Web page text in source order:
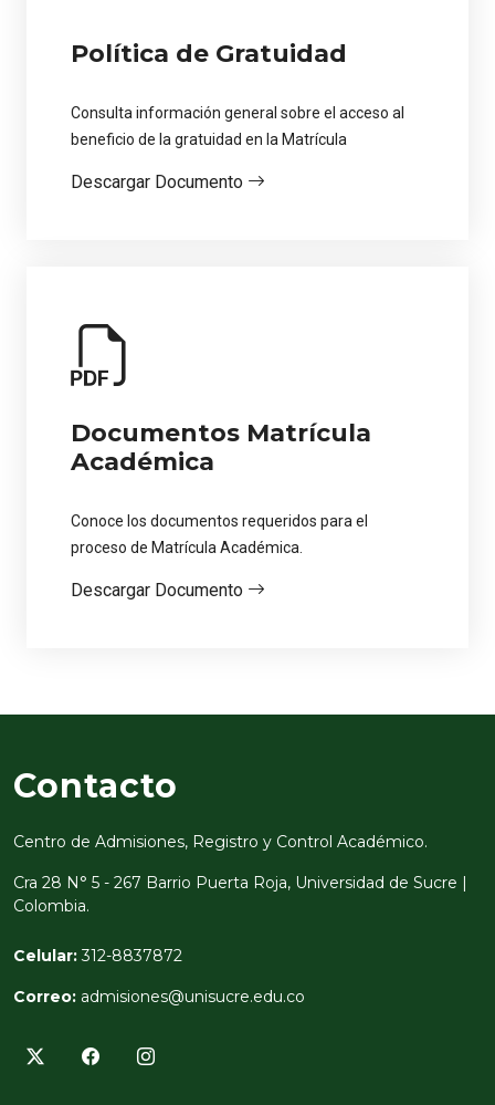
Política de Gratuidad
Consulta información general sobre el acceso al
beneficio de la gratuidad en la Matrícula
Descargar Documento
Documentos Matrícula
Académica
Conoce los documentos requeridos para el
proceso de Matrícula Académica.
Descargar Documento
Contacto
Centro de Admisiones, Registro y Control Académico.
Cra 28 N° 5 - 267 Barrio Puerta Roja, Universidad de Sucre |
Colombia.
Celular: 312-8837872
Correo: admisiones@unisucre.edu.co